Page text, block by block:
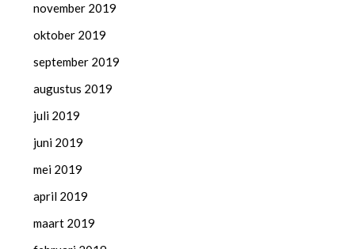
november 2019
oktober 2019
september 2019
augustus 2019
juli 2019
juni 2019
mei 2019
april 2019
maart 2019